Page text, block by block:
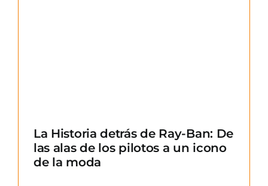
La Historia detrás de Ray-Ban: De
las alas de los pilotos a un icono
de la moda